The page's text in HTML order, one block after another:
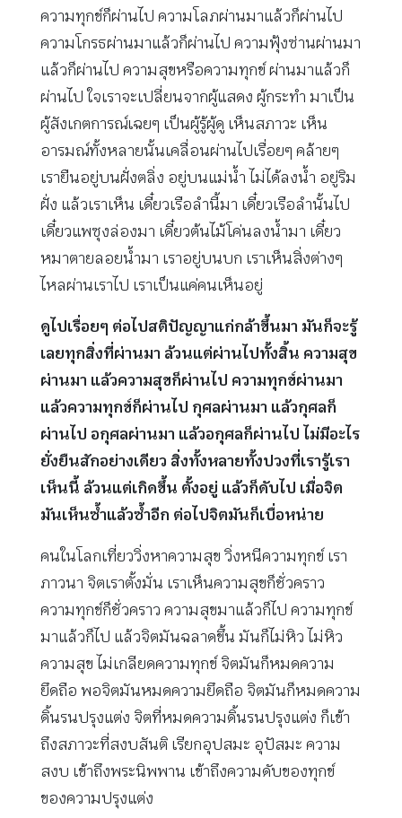
ความทุกข์ก็ผ่านไป ความโลภผ่านมาแล้วก็ผ่านไป
ความโกรธผ่านมาแล้วก็ผ่านไป ความฟุ้งซ่านผ่านมา
แล้วก็ผ่านไป ความสุขหรือความทุกข์ ผ่านมาแล้วก็
ผ่านไป ใจเราจะเปลี่ยนจากผู้แสดง ผู้กระทำ มาเป็น
ผู้สังเกตการณ์เฉยๆ เป็นผู้รู้ผู้ดู เห็นสภาวะ เห็น
อารมณ์ทั้งหลายนั้นเคลื่อนผ่านไปเรื่อยๆ คล้ายๆ
เรายืนอยู่บนฝั่งตลิ่ง อยู่บนแม่น้ำ ไม่ได้ลงน้ำ อยู่ริม
ฝั่ง แล้วเราเห็น เดี๋ยวเรือลำนี้มา เดี๋ยวเรือลำนั้นไป
เดี๋ยวแพซุงล่องมา เดี๋ยวต้นไม้โค่นลงน้ำมา เดี๋ยว
หมาตายลอยน้ำมา เราอยู่บนบก เราเห็นสิ่งต่างๆ
ไหลผ่านเราไป เราเป็นแค่คนเห็นอยู่
ดูไปเรื่อยๆ ต่อไปสติปัญญาแก่กล้าขึ้นมา มันก็จะรู้
เลยทุกสิ่งที่ผ่านมา ล้วนแต่ผ่านไปทั้งสิ้น ความสุข
ผ่านมา แล้วความสุขก็ผ่านไป ความทุกข์ผ่านมา
แล้วความทุกข์ก็ผ่านไป กุศลผ่านมา แล้วกุศลก็
ผ่านไป อกุศลผ่านมา แล้วอกุศลก็ผ่านไป ไม่มีอะไร
ยั่งยืนสักอย่างเดียว สิ่งทั้งหลายทั้งปวงที่เรารู้เรา
เห็นนี้ ล้วนแต่เกิดขึ้น ตั้งอยู่ แล้วก็ดับไป เมื่อจิต
มันเห็นซ้ำแล้วซ้ำอีก ต่อไปจิตมันก็เบื่อหน่าย
คนในโลกเที่ยววิ่งหาความสุข วิ่งหนีความทุกข์ เรา
ภาวนา จิตเราตั้งมั่น เราเห็นความสุขก็ชั่วคราว
ความทุกข์ก็ชั่วคราว ความสุขมาแล้วก็ไป ความทุกข์
มาแล้วก็ไป แล้วจิตมันฉลาดขึ้น มันก็ไม่หิว ไม่หิว
ความสุข ไม่เกลียดความทุกข์ จิตมันก็หมดความ
ยึดถือ พอจิตมันหมดความยึดถือ จิตมันก็หมดความ
ดิ้นรนปรุงแต่ง จิตที่หมดความดิ้นรนปรุงแต่ง ก็เข้า
ถึงสภาวะที่สงบสันติ เรียกอุปสมะ อุปัสมะ ความ
สงบ เข้าถึงพระนิพพาน เข้าถึงความดับของทุกข์
ของความปรุงแต่ง